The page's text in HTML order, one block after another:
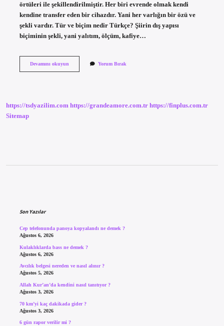
örtüleri ile şekillendirilmiştir. Her biri evrende olmak kendi
kendine transfer eden bir cihazdır. Yani her varlığın bir özü ve
şekli vardır. Tür ve biçim nedir Türkçe? Şiirin dış yapısı
biçiminin şekli, yani yalıtım, ölçüm, kafiye…
Devamını okuyunEdebiyatta
Yorum Bırak
https://tsdyazilim.com https://grandeamore.com.tr https://finplus.com.tr
Sitemap
Son Yazılar
Cep telefonunda panoya kopyalandı ne demek ?
Ağustos 6, 2026
Kulaklıklarda bass ne demek ?
Ağustos 6, 2026
Avcılık belgesi nereden ve nasıl alınır ?
Ağustos 5, 2026
Allah Kur’an’da kendini nasıl tanıtıyor ?
Ağustos 3, 2026
70 km’yi kaç dakikada gider ?
Ağustos 3, 2026
6 gün rapor verilir mi ?